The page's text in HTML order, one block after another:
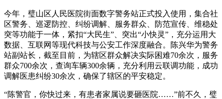
今年，璧山区人民医院街面数字警务站正式投入使用，集合社
区警务、巡逻防控、纠纷调解、服务群众、防范宣传、维稳处
突等功能于一体，紧扣“大民生”、突出“小快灵”，充分运用大
数据、互联网等现代科技与公安工作深度融合。陈兴华为警务
站副站长，截至目前，为辖区群众解决实际困难70余次，服务
群众700余次，查询车辆300余辆，充分利用云联调功能，成功
调解医患纠纷30余次，确保了辖区的平安稳定。
“陈警官，你快过来，有患者家属说要砸医院……”前不久，璧